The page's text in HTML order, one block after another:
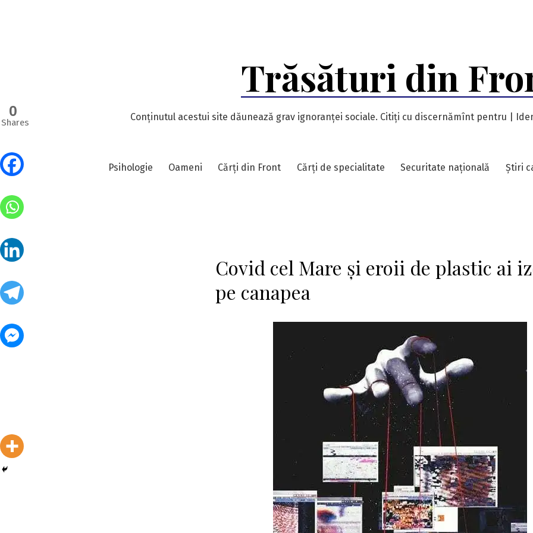
Trăsături din
Conținutul acestui site dăunează grav ignoranței sociale. Citiți cu discernămînt pentru |
Psihologie Oameni Cărți din Front Cărți de specialitate Securitate națională Știri
Covid cel Mare și eroii de plastic ai
pe canapea
0
Shares